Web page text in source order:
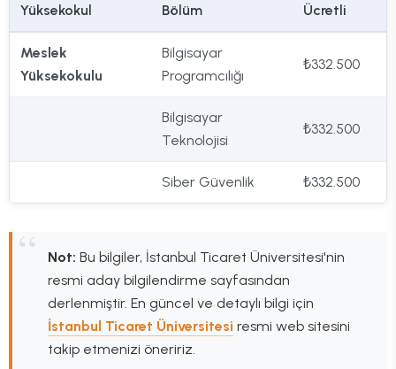
Yüksekokul Bölüm Ücretli
Meslek
Yüksekokulu
Bilgisayar
Programcılığı
₺332.500
Bilgisayar
Teknolojisi
₺332.500
Siber Güvenlik ₺332.500
Not: Bu bilgiler, İstanbul Ticaret Üniversitesi'nin
resmi aday bilgilendirme sayfasından
derlenmiştir. En güncel ve detaylı bilgi için
İstanbul Ticaret Üniversitesi resmi web sitesini
takip etmenizi öneririz.